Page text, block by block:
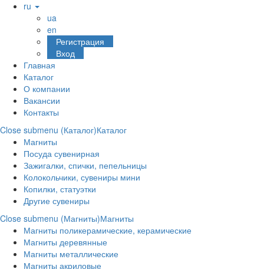
ru
ua
en
Регистрация
Вход
Главная
Каталог
О компании
Вакансии
Контакты
Close submenu (Каталог)Каталог
Магниты
Посуда сувенирная
Зажигалки, спички, пепельницы
Колокольчики, сувениры мини
Копилки, статуэтки
Другие сувениры
Close submenu (Магниты)Магниты
Магниты поликерамические, керамические
Магниты деревянные
Магниты металлические
Магниты акриловые